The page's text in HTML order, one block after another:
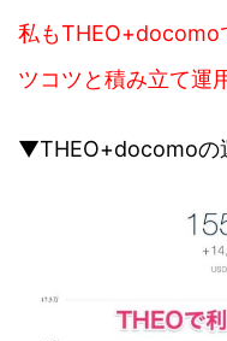
私もTHEO+docomo
ツコツと積み立て運
▼THEO+docomoの